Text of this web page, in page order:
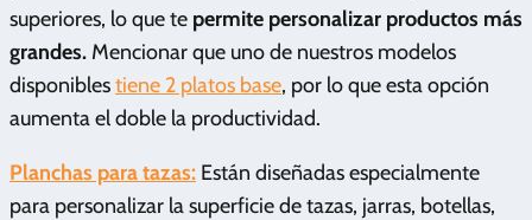
superiores, lo que te permite personalizar productos más
grandes. Mencionar que uno de nuestros modelos
disponiblestiene 2 platos base, por lo que esta opción
aumenta el doble la productividad.
Planchas para tazas: Están diseñadas especialmente
para personalizar la superficie de tazas, jarras, botellas,